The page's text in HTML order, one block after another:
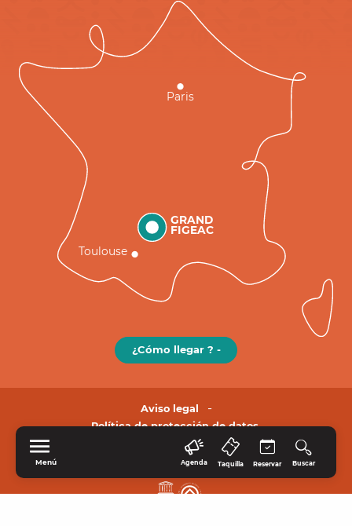
Menú Agenda Taquilla Reservar Buscar
GRAND
FIGEAC
Toulouse
Paris
¿Cómo llegar ? -
Aviso legal
Política de protección de datos.